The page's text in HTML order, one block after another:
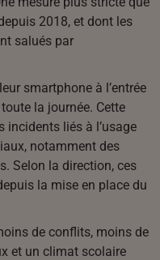
2018, et dont les
salués par
smartphone à l’entrée
la journée. Cette
incidents liés à l’usage
notamment des
Selon la direction, ces
la mise en place du
de conflits, moins de
et un climat scolaire